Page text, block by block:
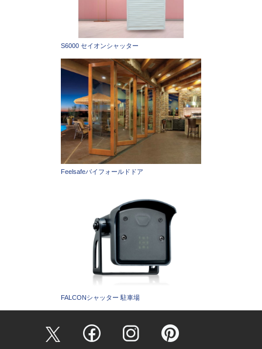
S6000 セイオンシャッター
Feelsafeバイフォールドドア
FALCONシャッター 駐車場